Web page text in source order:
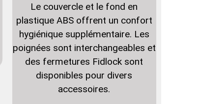
Le couvercle et le fond en
plastique ABS offrent un confort
hygiénique supplémentaire. Les
poignées sont interchangeables et
des fermetures Fidlock sont
disponibles pour divers
accessoires.